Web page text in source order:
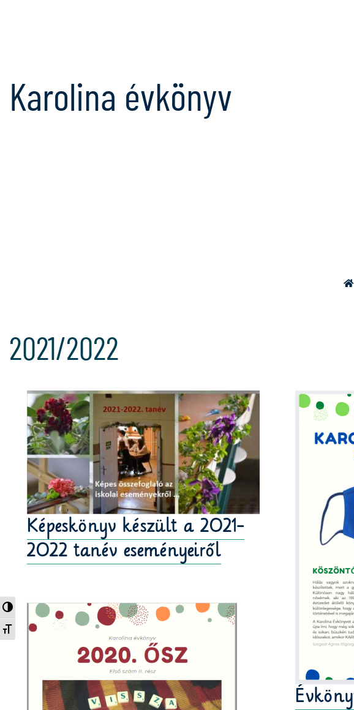
Nagy kontraszt váltása
Betűméret váltása
Karolina évkönyv
2021/2022
Képeskönyv készült a 2021-
2022 tanév eseményeiről